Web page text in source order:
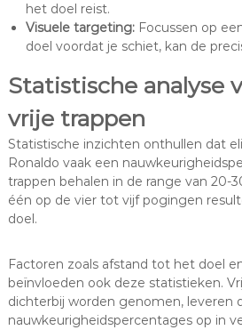
het doel reist.
Visuele targeting:Focussen op
doel voordat je schiet, kan de
Statistische analyse
vrije trappen
Statistische inzichten onthullen dat
Ronaldo vaak een
trappen behalen in de range van 20-
één op de vier tot vijf pogingen
doel.
Factoren zoals afstand tot het doel
beïnvloeden ook deze statistieken.
dichterbij worden genomen, leveren
nauwkeurigheidspercentages op in